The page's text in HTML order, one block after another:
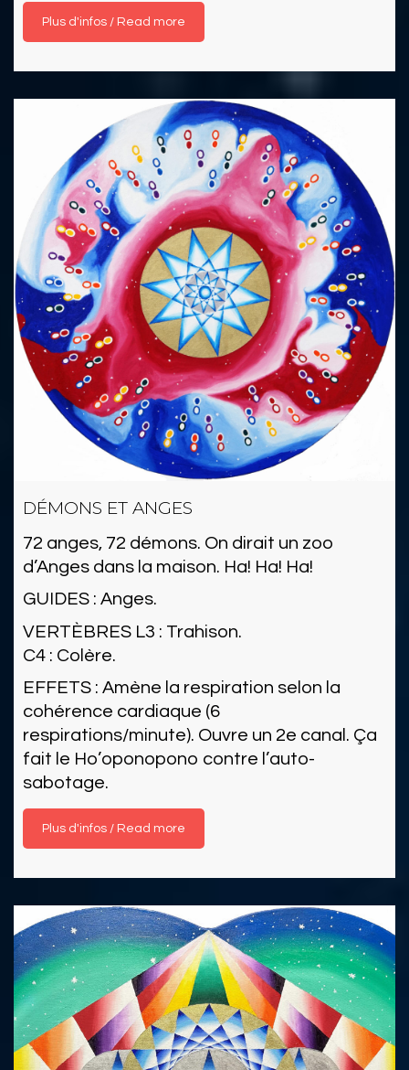
Read more
DÉMONS ET ANGES
72 anges, 72 démons. On dirait un zoo
d’Anges dans la maison. Ha! Ha! Ha!
GUIDES : Anges.
VERTÈBRES L3 : Trahison.
C4 : Colère.
EFFETS : Amène la respiration selon la
cohérence cardiaque (6
respirations/minute). Ouvre un 2e canal. Ça
fait le Ho’oponopono contre l’auto-
sabotage.
Read more